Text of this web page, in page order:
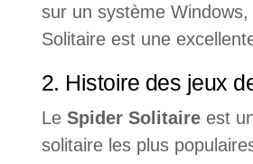
sur un système Windows,
Solitaire est une
2. Histoire des jeux
Le Spider Solitaireest
solitaire les plus